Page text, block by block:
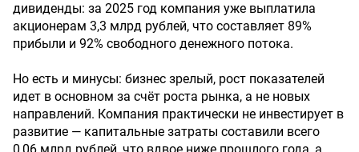
дивиденды: за 2025 год компания уже выплатила
акционерам 3,3 млрд рублей, что составляет 89%
прибыли и 92% свободного денежного потока.
Но есть и минусы: бизнес зрелый, рост показателей
идет в основном за счёт роста рынка, а не новых
направлений. Компания практически не инвестирует в
развитие — капитальные затраты составили всего